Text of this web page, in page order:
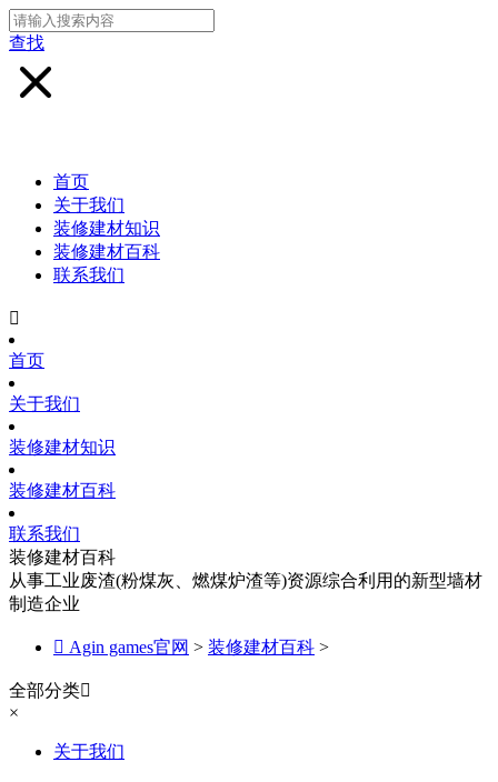
查找
首页
关于我们
装修建材知识
装修建材百科
联系我们

首页
关于我们
装修建材知识
装修建材百科
联系我们
装修建材百科
从事工业废渣(粉煤灰、燃煤炉渣等)资源综合利用的新型墙材
制造企业
 Agin games官网 > 装修建材百科 >
全部分类
×
关于我们